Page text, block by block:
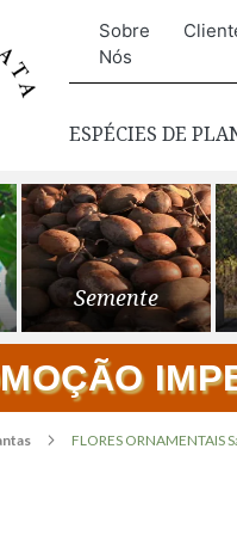
Sobre
Nós
ESPÉCIES DE
Semente
FLORES ORNAMENTAIS